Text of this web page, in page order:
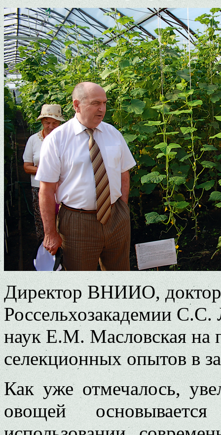
Директор ВНИИО, доктор
Россельхозакадемии
наук Е.М. Масловская на
селекционных опытов в
Как уже отмечалось,
овощей